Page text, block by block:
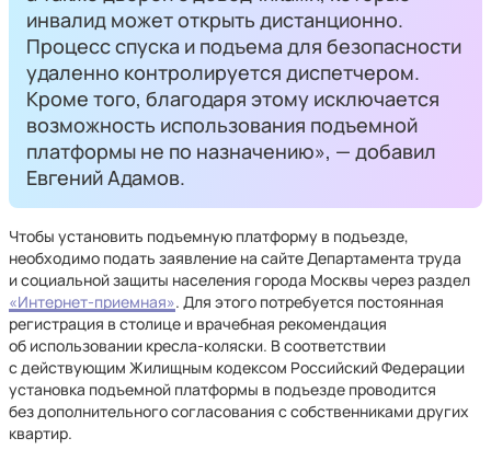
инвалид может открыть дистанционно.
Процесс спуска и подъема для безопасности
удаленно контролируется диспетчером.
Кроме того, благодаря этому исключается
возможность использования подъемной
платформы не по назначению», — добавил
Евгений Адамов.
Чтобы установить подъемную платформу в подъезде,
необходимо подать заявление на сайте Департамента труда
и социальной защиты населения города Москвы через раздел
«Интернет-приемная». Для этого потребуется постоянная
регистрация в столице и врачебная рекомендация
об использовании кресла-коляски. В соответствии
с действующим Жилищным кодексом Российский Федерации
установка подъемной платформы в подъезде проводится
без дополнительного согласования с собственниками других
квартир.